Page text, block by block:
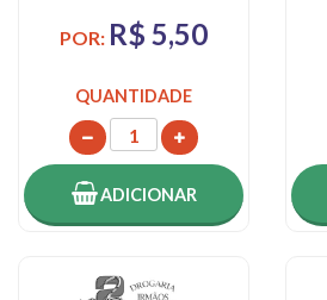
POR: R$ 5,50
QUANTIDADE
ADICIONAR